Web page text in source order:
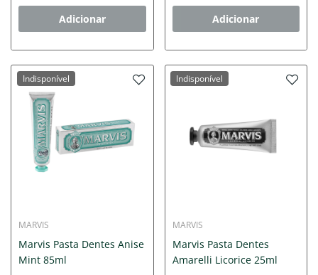
Adicionar Adicionar
Indisponível
MARVIS
Marvis Pasta Dentes Anise
Mint 85ml
Indisponível
MARVIS
Marvis Pasta Dentes
Amarelli Licorice 25ml